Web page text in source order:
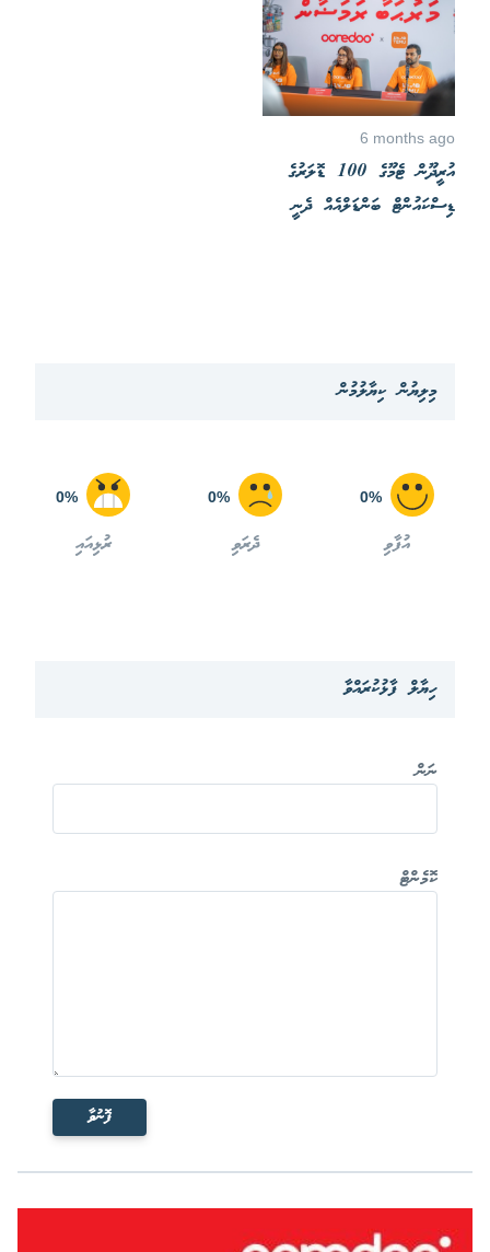
6 months ago
އުރީދޫން ޓެމޫގެ 100 ޑޮލަރުގެ
ޑިސްކައުންޓް ބަންޑަލްއެއް ދެނީ
މިލިޔުން ކިޔާލުމުން
0%
އުފާވި
0%
ދެރަވި
0%
ރުޅިއައި
ހިޔާލް ފާޅުކުރައްވާ
ނަން
ކޮމެންޓް
ފޮނުވާ